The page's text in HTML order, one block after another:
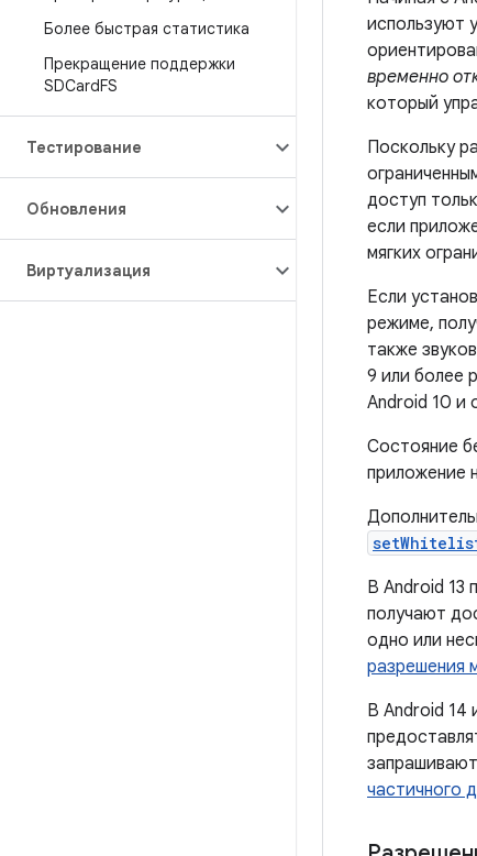
Более быстрая статистика
Прекращение поддержки
SDCardFS
Тестирование
Обновления
Виртуализация
используют
временно
который
Поскольку
доступ
если
мягких
Если
режиме,
также
9 или более
Android 10 и
Состояние
приложение
В Android 13
получают
одно или
разрешения
В Android 14
частичного